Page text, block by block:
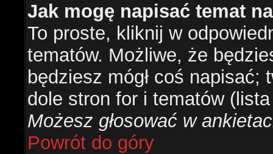
Jak mogę napisać temat
To proste, kliknij w
tematów. Możliwe, że
będziesz mógł coś
dole stron for i tematów
Możesz głosować w
Powrót do góry